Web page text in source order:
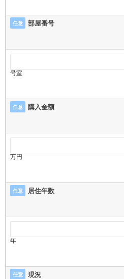
任意 部屋番号
号室
任意 購入金額
万円
任意 居住年数
年
任意 現況